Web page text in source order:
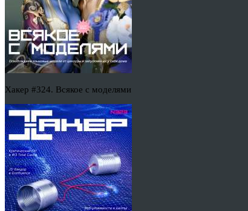
Хакер #324. Всякое с моделями